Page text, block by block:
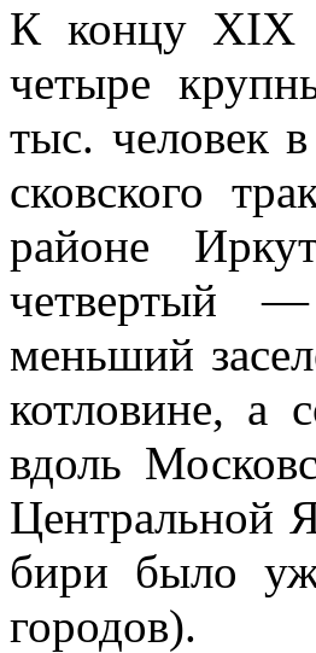
К концу XIX
четыре
тыс. человек
сковского
районе
четвертый
меньший
котловине, а
вдоль
Центральной
бири было
городов).